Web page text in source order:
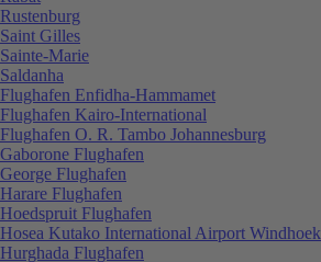
Rustenburg
Saint Gilles
Sainte-Marie
Saldanha
Flughafen Enfidha-Hammamet
Flughafen Kairo-International
Flughafen O. R. Tambo Johannesburg
Gaborone Flughafen
George Flughafen
Harare Flughafen
Hoedspruit Flughafen
Hosea Kutako International Airport Windhoek
Hurghada Flughafen